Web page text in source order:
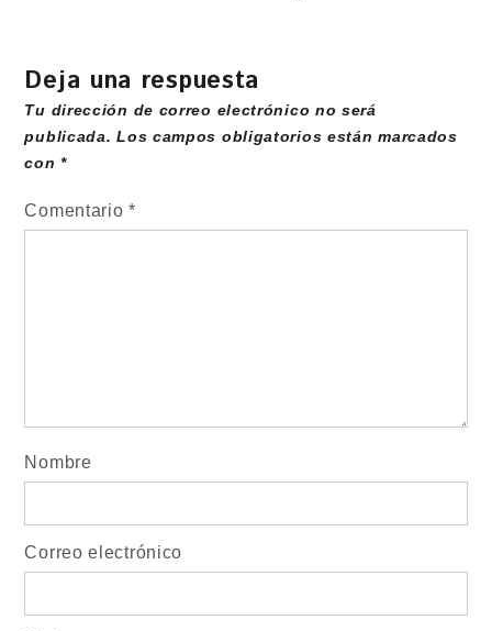
Deja una respuesta
Tu dirección de correo electrónico no será
publicada. Los campos obligatorios están marcados
con*
Comentario*
Nombre
Correo electrónico